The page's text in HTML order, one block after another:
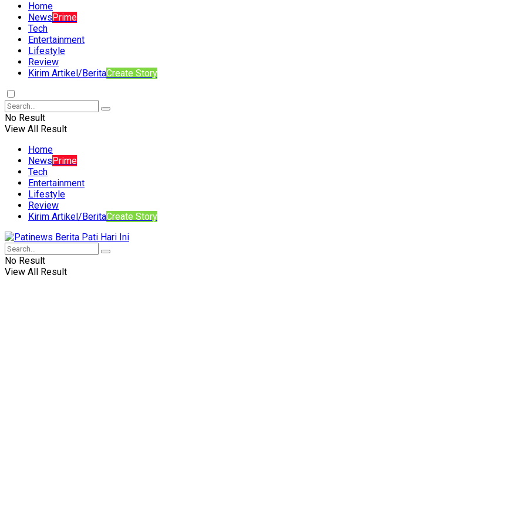
Home
NewsPrime
Tech
Entertainment
Lifestyle
Review
Kirim Artikel/BeritaCreate Story
No Result
View All Result
Home
NewsPrime
Tech
Entertainment
Lifestyle
Review
Kirim Artikel/BeritaCreate Story
No Result
View All Result